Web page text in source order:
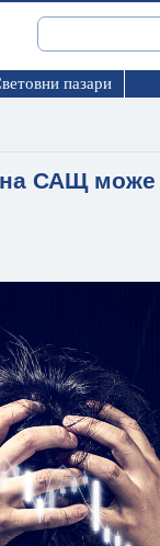
пазари
САЩ може